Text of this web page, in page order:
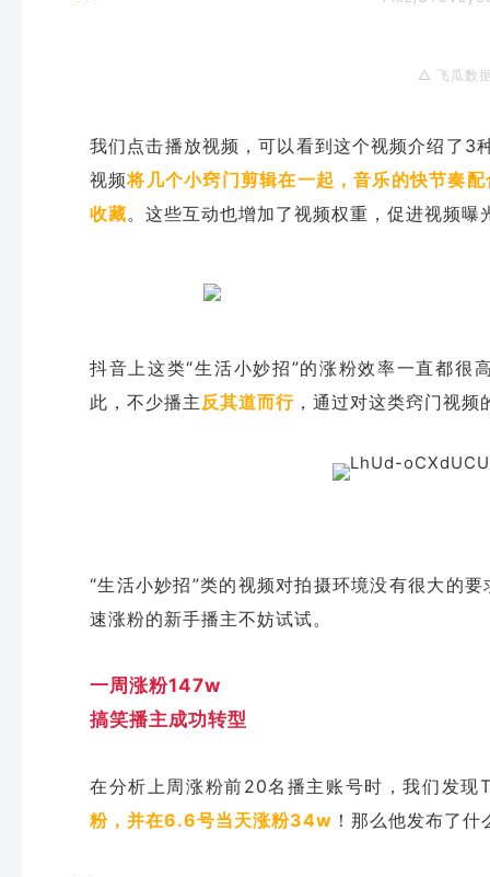
△ 飞瓜数
我们点击播放视频，可以看到这个视频介绍了3
视频将几个小窍门剪辑在一起，音乐的快节奏
收藏。这些互动也增加了视频权重，促进视频曝
抖音上这类“生活小妙招”的涨粉效率一直都很
此，不少播主反其道而行 ，通过对这类窍门视
“生活小妙招”类的视频对拍摄环境没有很大的要
速涨粉的新手播主不妨试试。
一周涨粉147w
搞笑播主成功转型
在分析上周涨粉前20名播主账号时，我们发现
粉，并在6.6号当天涨粉34w ！那么他发布了什